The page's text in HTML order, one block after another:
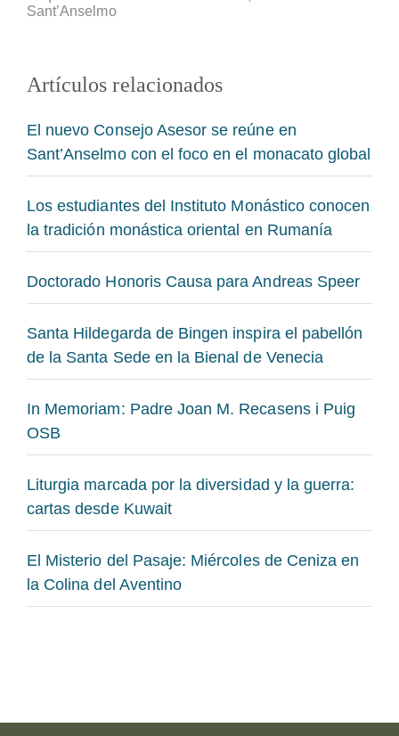
Sant’Anselmo
Artículos relacionados
El nuevo Consejo Asesor se reúne en
Sant’Anselmo con el foco en el monacato global
Los estudiantes del Instituto Monástico conocen
la tradición monástica oriental en Rumanía
Doctorado Honoris Causa para Andreas Speer
Santa Hildegarda de Bingen inspira el pabellón
de la Santa Sede en la Bienal de Venecia
In Memoriam: Padre Joan M. Recasens i Puig
OSB
Liturgia marcada por la diversidad y la guerra:
cartas desde Kuwait
El Misterio del Pasaje: Miércoles de Ceniza en
la Colina del Aventino